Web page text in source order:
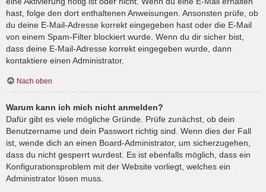
hast, folge den dort enthaltenen Anweisungen. Ansonsten prüfe, ob
du deine E-Mail-Adresse korrekt eingegeben hast oder die E-Mail
von einem Spam-Filter blockiert wurde. Wenn du dir sicher bist,
dass deine E-Mail-Adresse korrekt eingegeben wurde, dann
kontaktiere einen Administrator.
Nach oben
Warum kann ich mich nicht anmelden?
Dafür gibt es viele mögliche Gründe. Prüfe zunächst, ob dein
Benutzername und dein Passwort richtig sind. Wenn dies der Fall
ist, wende dich an einen Board-Administrator, um sicherzugehen,
dass du nicht gesperrt wurdest. Es ist ebenfalls möglich, dass ein
Konfigurationsproblem mit der Website vorliegt, welches ein
Administrator lösen muss.